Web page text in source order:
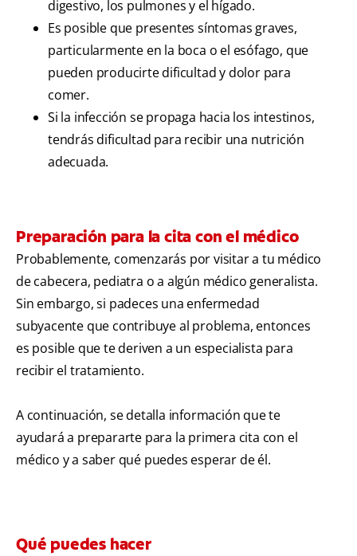
digestivo, los pulmones y el hígado.
Es posible que presentes síntomas graves,
particularmente en la boca o el esófago, que
pueden producirte dificultad y dolor para
comer.
Si la infección se propaga hacia los intestinos,
tendrás dificultad para recibir una nutrición
adecuada.
Preparación para la cita con el médico
Probablemente, comenzarás por visitar a tu médico
de cabecera, pediatra o a algún médico generalista.
Sin embargo, si padeces una enfermedad
subyacente que contribuye al problema, entonces
es posible que te deriven a un especialista para
recibir el tratamiento.
A continuación, se detalla información que te
ayudará a prepararte para la primera cita con el
médico y a saber qué puedes esperar de él.
Qué puedes hacer